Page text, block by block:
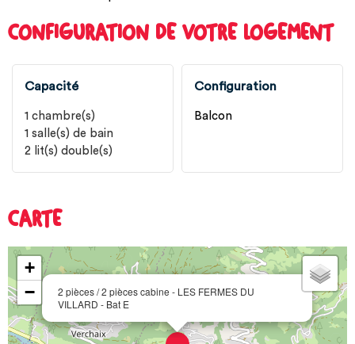
CONFIGURATION DE VOTRE LOGEMENT
Capacité
1 chambre(s)
1 salle(s) de bain
2 lit(s) double(s)
Configuration
Balcon
CARTE
2 pièces / 2 pièces cabine - LES FERMES DU
VILLARD - Bat E
+
−